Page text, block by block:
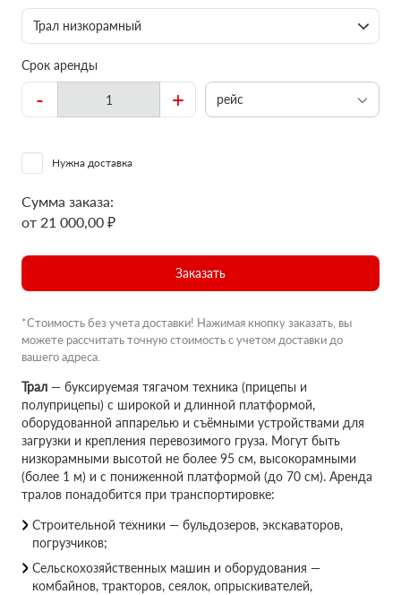
Трал низкорамный
Срок аренды
- + рейс
Нужна доставка
Сумма заказа:
от 21 000,00 ₽
Заказать
*Стоимость без учета доставки! Нажимая кнопку заказать, вы
можете рассчитать точную стоимость с учетом доставки до
вашего адреса.
Трал — буксируемая тягачом техника (прицепы и
полуприцепы) с широкой и длинной платформой,
оборудованной аппарелью и съёмными устройствами для
загрузки и крепления перевозимого груза. Могут быть
низкорамными высотой не более 95 см, высокорамными
(более 1 м) и с пониженной платформой (до 70 см). Аренда
тралов понадобится при транспортировке:
Строительной техники — бульдозеров, экскаваторов,
погрузчиков;
Сельскохозяйственных машин и оборудования —
комбайнов, тракторов, сеялок, опрыскивателей,